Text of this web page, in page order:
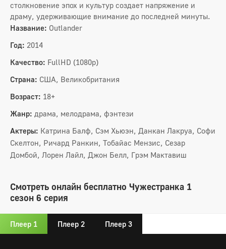
столкновение эпох и культур создает напряжение и
драму, удерживающие внимание до последней минуты.
Название: Outlander
Год: 2014
Качество: FullHD (1080p)
Страна: США, Великобритания
Возраст: 18+
Жанр: драма, мелодрама, фэнтези
Актеры: Катрина Балф, Сэм Хьюэн, Данкан Лакруа, Софи
Скелтон, Ричард Ранкин, Тобайас Мензис, Сезар
Домбой, Лорен Лайл, Джон Белл, Грэм Мактавиш
Смотреть онлайн бесплатно Чужестранка 1
сезон 6 серия
Плеер 1 Плеер 2 Плеер 3